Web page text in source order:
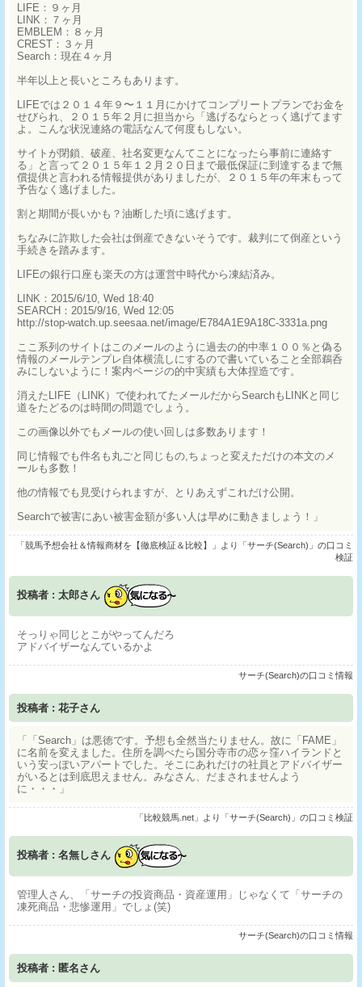
LIFE：９ヶ月
LINK：７ヶ月
EMBLEM：８ヶ月
CREST：３ヶ月
Search：現在４ヶ月
半年以上と長いところもあります。
LIFEでは２０１４年９〜１１月にかけてコンプリートプランでお金を
せびられ、２０１５年２月に担当から「逃げるならとっく逃げてます
よ。こんな状況連絡の電話なんて何度もしない。
サイトが閉鎖、破産、社名変更なんてことになったら事前に連絡す
る」と言って２０１５年１２月２０日まで最低保証に到達するまで無
償提供と言われる情報提供がありましたが、２０１５年の年末もって
予告なく逃げました。
割と期間が長いかも？油断した頃に逃げます。
ちなみに詐欺した会社は倒産できないそうです。裁判にて倒産という
手続きを踏みます。
LIFEの銀行口座も楽天の方は運営中時代から凍結済み。
LINK：2015/6/10, Wed 18:40
SEARCH：2015/9/16, Wed 12:05
http://stop-watch.up.seesaa.net/image/E784A1E9A18C-3331a.png
ここ系列のサイトはこのメールのように過去の的中率１００％と偽る
情報のメールテンプレ自体横流しにするので書いていること全部鵜呑
みにしないように！案内ページの的中実績も大体捏造です。
消えたLIFE（LINK）で使われてたメールだからSearchもLINKと同じ
道をたどるのは時間の問題でしょう。
この画像以外でもメールの使い回しは多数あります！
同じ情報でも件名も丸ごと同じもの,ちょっと変えただけの本文のメ
ールも多数！
他の情報でも見受けられますが、とりあえずこれだけ公開。
Searchで被害にあい被害金額が多い人は早めに動きましょう！」
「競馬予想会社＆情報商材を【徹底検証＆比較】」より「サーチ(Search)」の口コミ
検証
投稿者 : 太郎さん
そっりゃ同じとこがやってんだろ
アドバイザーなんているかよ
サーチ(Search)の口コミ情報
投稿者 : 花子さん
「「Search」は悪徳です。予想も全然当たりません。故に「FAME」
に名前を変えました。住所を調べたら国分寺市の恋ヶ窪ハイランドと
いう安っぽいアパートでした。そこにあれだけの社員とアドバイザー
がいるとは到底思えません。みなさん、だまされませんよう
に・・・」
「比較競馬.net」より「サーチ(Search)」の口コミ検証
投稿者 : 名無しさん
管理人さん、「サーチの投資商品・資産運用」じゃなくて「サーチの
凍死商品・悲惨運用」でしょ(笑)
サーチ(Search)の口コミ情報
投稿者 : 匿名さん